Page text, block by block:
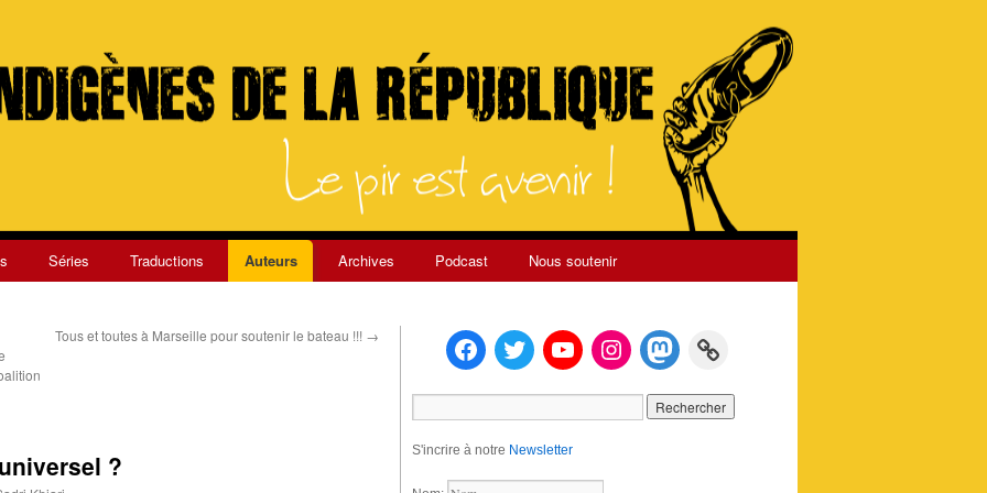
Séries Traductions Auteurs Archives Podcast Nous soutenir
Tous et toutes à Marseille pour soutenir le bateau !!! →
? S'incrire à notre Newsletter